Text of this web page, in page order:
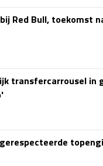
Red Bull, toekomst
transfercarrousel in